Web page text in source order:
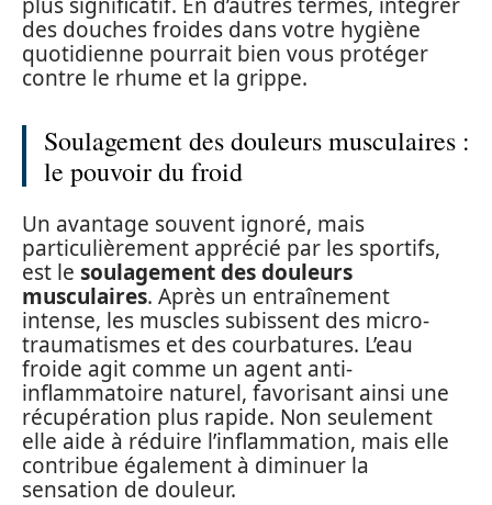
des douches froides dans votre hygiène
quotidienne pourrait bien vous protéger
contre le rhume et la grippe.
Soulagement des douleurs musculaires :
le pouvoir du froid
Un avantage souvent ignoré, mais
particulièrement apprécié par les sportifs,
est le soulagement des douleurs
musculaires. Après un entraînement
intense, les muscles subissent des micro-
traumatismes et des courbatures. L’eau
froide agit comme un agent anti-
inflammatoire naturel, favorisant ainsi une
récupération plus rapide. Non seulement
elle aide à réduire l’inflammation, mais elle
contribue également à diminuer la
sensation de douleur.